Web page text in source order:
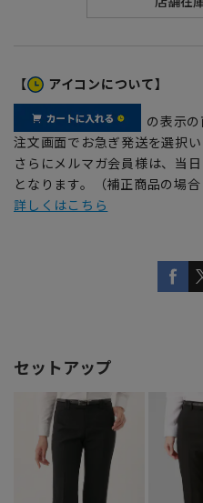
【 アイコンについて】
の表示の
注文画面でお急ぎ発送を選択い
さらにメルマガ会員様は、当
となります。（補正商品の場合
詳しくはこちら